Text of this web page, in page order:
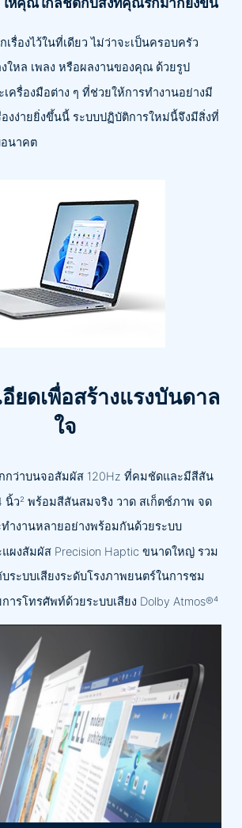
เรื่องไว้ในที่เดียว ไม่ว่าจะเป็นครอบครัว
ใหล เพลง หรือผลงานของคุณ ด้วยรูป
ครื่องมือต่าง ๆ ที่ช่วยให้การทำงานอย่างมี
งง่ายยิ่งขึ้นนี้ ระบบปฏิบัติการใหม่นี้จึงมีสิ่งที่
นาคต
ยดเพื่อสร้างแรงบันดาล
ใจ
กว่าบนจอสัมผัส 120Hz ที่คมชัดและมีสีสัน
นิ้ว² พร้อมสีสันสมจริง วาด สเก็ตช์ภาพ จด
ำงานหลายอย่างพร้อมกันด้วยระบบ
ผงสัมผัส Precision Haptic ขนาดใหญ่ รวม
ระบบเสียงระดับโรงภาพยนตร์ในการชม
ารโทรศัพท์ด้วยระบบเสียง Dolby Atmos®⁴